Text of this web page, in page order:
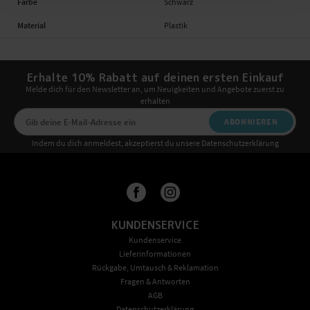
Material Plastik
Erhalte 10% Rabatt auf deinen ersten Einkauf
Melde dich für den Newsletter an, um Neuigkeiten und Angebote zuerst zu
erhalten
ABONNIEREN
Indem du dich anmeldest, akzeptierst du unsere Datenschutzerklärung
KUNDENSERVICE
Kundenservice
Lieferinformationen
Rückgabe, Umtausch & Reklamation
Fragen & Antworten
AGB